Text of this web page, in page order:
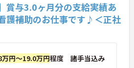
賞与3.0ヶ月分の支給実績あ
護補助のお仕事です♪＜正社
万円～19.0万円程度 諸手当込み